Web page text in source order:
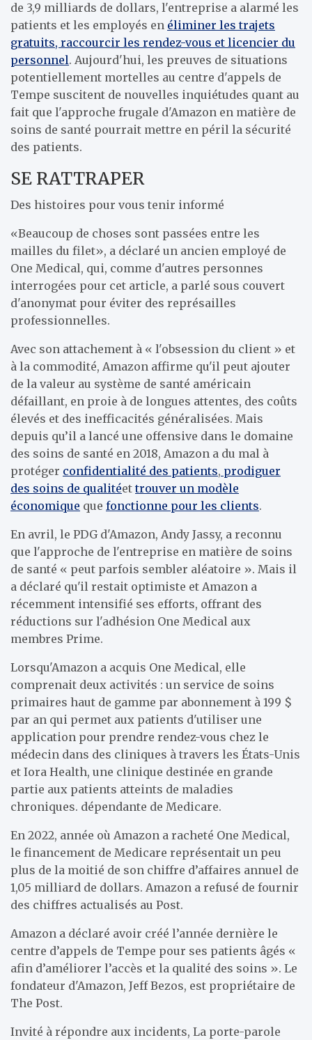
de 3,9 milliards de dollars, l'entreprise a alarmé les
patients et les employés en éliminer les trajets
gratuits, raccourcir les rendez-vous et licencier du
personnel. Aujourd'hui, les preuves de situations
potentiellement mortelles au centre d'appels de
Tempe suscitent de nouvelles inquiétudes quant au
fait que l'approche frugale d'Amazon en matière de
soins de santé pourrait mettre en péril la sécurité
des patients.
SE RATTRAPER
Des histoires pour vous tenir informé
«Beaucoup de choses sont passées entre les
mailles du filet», a déclaré un ancien employé de
One Medical, qui, comme d'autres personnes
interrogées pour cet article, a parlé sous couvert
d'anonymat pour éviter des représailles
professionnelles.
Avec son attachement à « l'obsession du client » et
à la commodité, Amazon affirme qu'il peut ajouter
de la valeur au système de santé américain
défaillant, en proie à de longues attentes, des coûts
élevés et des inefficacités généralisées. Mais
depuis qu’il a lancé une offensive dans le domaine
des soins de santé en 2018, Amazon a du mal à
protéger confidentialité des patients, prodiguer
des soins de qualitéettrouver un modèle
économique que fonctionne pour les clients.
En avril, le PDG d'Amazon, Andy Jassy, ​​a reconnu
que l'approche de l'entreprise en matière de soins
de santé « peut parfois sembler aléatoire ». Mais il
a déclaré qu'il restait optimiste et Amazon a
récemment intensifié ses efforts, offrant des
réductions sur l'adhésion One Medical aux
membres Prime.
Lorsqu'Amazon a acquis One Medical, elle
comprenait deux activités : un service de soins
primaires haut de gamme par abonnement à 199 $
par an qui permet aux patients d'utiliser une
application pour prendre rendez-vous chez le
médecin dans des cliniques à travers les États-Unis
et Iora Health, une clinique destinée en grande
partie aux patients atteints de maladies
chroniques. dépendante de Medicare.
En 2022, année où Amazon a racheté One Medical,
le financement de Medicare représentait un peu
plus de la moitié de son chiffre d’affaires annuel de
1,05 milliard de dollars. Amazon a refusé de fournir
des chiffres actualisés au Post.
Amazon a déclaré avoir créé l’année dernière le
centre d’appels de Tempe pour ses patients âgés «
afin d’améliorer l’accès et la qualité des soins ». Le
fondateur d'Amazon, Jeff Bezos, est propriétaire de
The Post.
Invité à répondre aux incidents, La porte-parole